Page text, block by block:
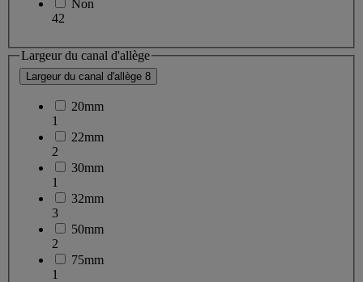
Non
42
Largeur du canal d'allège
Largeur du canal d'allège 8
20mm
1
22mm
2
30mm
1
32mm
3
50mm
2
75mm
1